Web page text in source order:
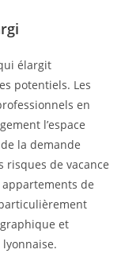
élargit
potentiels. Les
en
l’espace
la demande
risques de vacance
appartements de
et